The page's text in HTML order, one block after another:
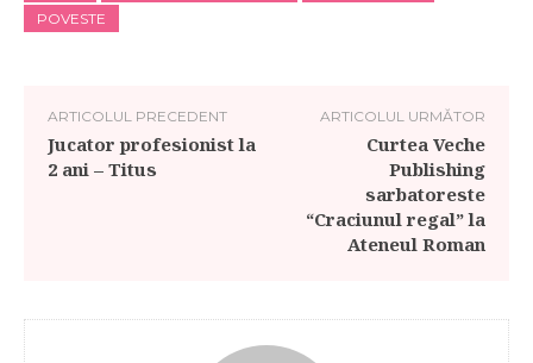
POVESTE
ARTICOLUL PRECEDENT
Jucator profesionist la
2 ani – Titus
ARTICOLUL URMĂTOR
Curtea Veche
Publishing
sarbatoreste
“Craciunul regal” la
Ateneul Roman